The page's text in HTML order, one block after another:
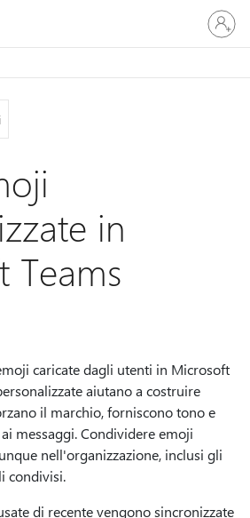
Accedi
con
il
account
in
Teams
caricate dagli utenti in Microsoft
aiutano a costruire
il marchio, forniscono tono e
messaggi. Condividere emoji
nell'organizzazione, inclusi gli
condivisi.
di recente vengono sincronizzate